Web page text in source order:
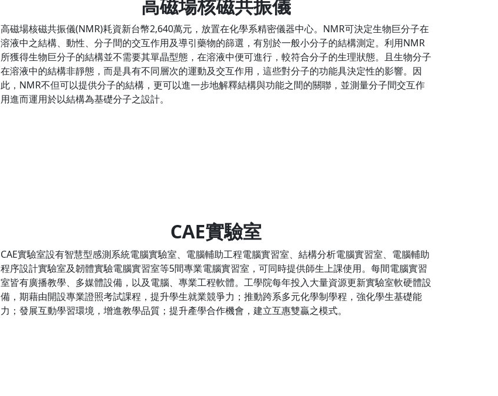
高磁場核磁共振儀
高磁場核磁共振儀(NMR)耗資新台幣2,640萬元，放置在化學系精密儀器中心。NMR可決定生物巨分子在
溶液中之結構、動性、分子間的交互作用及導引藥物的篩選，有別於一般小分子的結構測定。利用NMR
所獲得生物巨分子的結構並不需要其單晶型態，在溶液中便可進行，較符合分子的生理狀態。且生物分子
在溶液中的結構非靜態，而是具有不同層次的運動及交互作用，這些對分子的功能具決定性的影響。因
此，NMR不但可以提供分子的結構，更可以進一步地解釋結構與功能之間的關聯，並測量分子間交互作
用進而運用於以結構為基礎分子之設計。
CAE實驗室
CAE實驗室設有智慧型感測系統電腦實驗室、電腦輔助工程電腦實習室、結構分析電腦實習室、電腦輔助
程序設計實驗室及韌體實驗電腦實習室等5間專業電腦實習室，可同時提供師生上課使用。每間電腦實習
室皆有廣播教學、多媒體設備，以及電腦、專業工程軟體。工學院每年投入大量資源更新實驗室軟硬體設
備，期藉由開設專業證照考試課程，提升學生就業競爭力；推動跨系多元化學制學程，強化學生基礎能
力；發展互動學習環境，增進教學品質；提升產學合作機會，建立互惠雙贏之模式。